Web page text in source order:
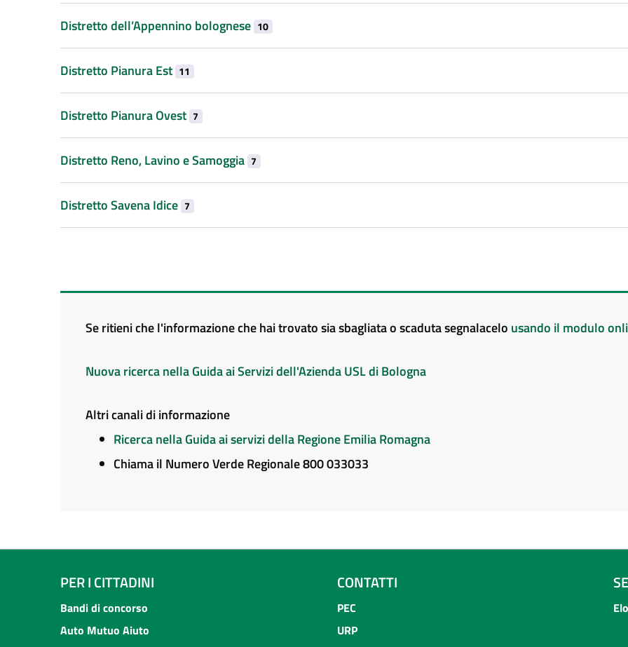
Distretto dell’Appennino bolognese 10
Distretto Pianura Est 11
Distretto Pianura Ovest 7
Distretto Reno, Lavino e Samoggia 7
Distretto Savena Idice 7
Se ritieni che l'informazione che hai trovato sia sbagliata o scaduta segnalacelo usando il modulo
Nuova ricerca nella Guida ai Servizi dell'Azienda USL di Bologna
Altri canali di informazione
Ricerca nella Guida ai servizi della Regione Emilia Romagna
Chiama il Numero Verde Regionale 800 033033
PER I CITTADINI
Bandi di concorso
Auto Mutuo Aiuto
CONTATTI
PEC
URP